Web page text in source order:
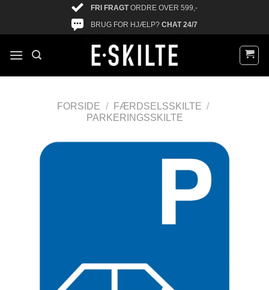
FRI FRAGTORDRE OVER 599,-
BRUG FOR HJÆLP? CHAT 24/7
FORSIDE / FÆRDSELSSKILTE /
PARKERINGSSKILTE